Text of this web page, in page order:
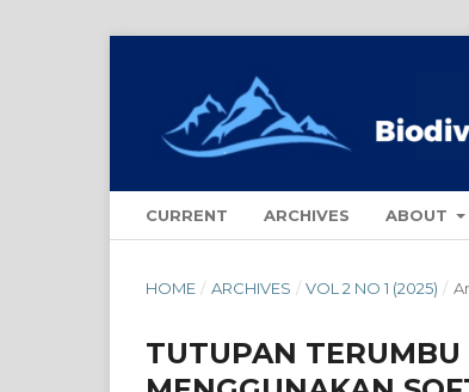
CURRENT ARCHIVES ABOUT
HOME / ARCHIVES / VOL 2 NO 1 (2025) /
TUTUPAN